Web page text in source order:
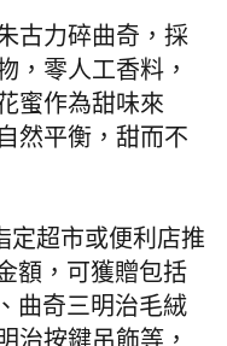
古力碎曲奇，採
，零人工香料，
蜜作為甜味來
然平衡，甜而不
定超市或便利店推
額，可獲贈包括
曲奇三明治毛絨